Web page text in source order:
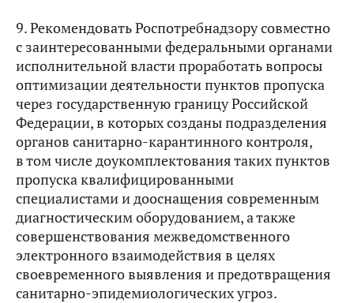
9. Рекомендовать Роспотребнадзору совместно
с заинтересованными федеральными органами
исполнительной власти проработать вопросы
оптимизации деятельности пунктов пропуска
через государственную границу Российской
Федерации, в которых созданы подразделения
органов санитарно-карантинного контроля,
в том числе доукомплектования таких пунктов
пропуска квалифицированными
специалистами и дооснащения современным
диагностическим оборудованием, а также
совершенствования межведомственного
электронного взаимодействия в целях
своевременного выявления и предотвращения
санитарно-эпидемиологических угроз.